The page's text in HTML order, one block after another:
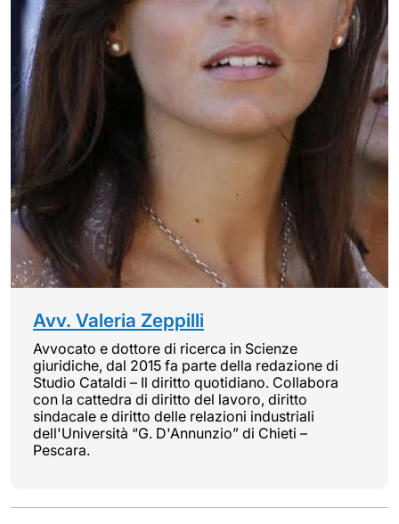
Avv. Valeria Zeppilli
Avvocato e dottore di ricerca in Scienze
giuridiche, dal 2015 fa parte della redazione di
Studio Cataldi – Il diritto quotidiano. Collabora
con la cattedra di diritto del lavoro, diritto
sindacale e diritto delle relazioni industriali
dell'Università “G. D'Annunzio” di Chieti –
Pescara.